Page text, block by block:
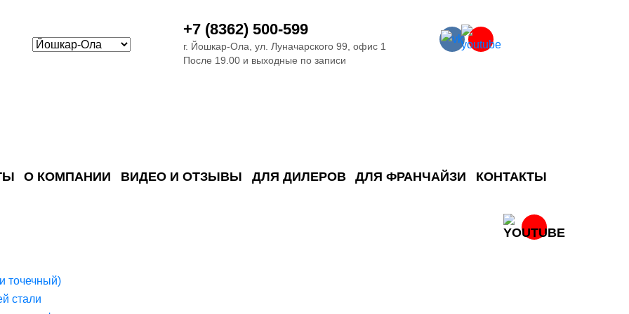
+7 (8362) 500-599
г. Йошкар-Ола, ул. Луначарского 99, офис 1
После 19.00 и выходные по записи
О КОМПАНИИ ВИДЕО И ОТЗЫВЫ ДЛЯ ДИЛЕРОВ ДЛЯ ФРАНЧАЙЗИ КОНТАКТЫ
точечный)
стали